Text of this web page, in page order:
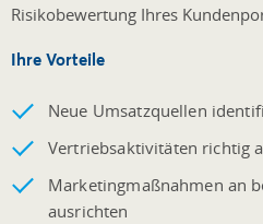
Risikobewertung Ihres
Ihre Vorteile
Neue Umsatzquellen
Vertriebsaktivitäten richtig
Marketingmaßnahmen an
ausrichten